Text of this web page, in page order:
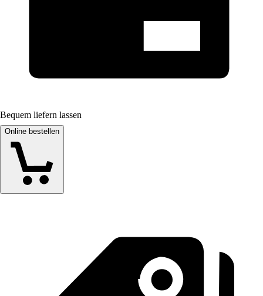
Bequem liefern lassen
Online bestellen